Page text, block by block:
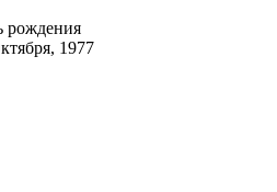
рождения
1977